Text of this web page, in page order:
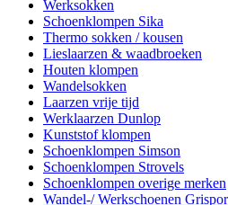
Werksokken
Schoenklompen Sika
Thermo sokken / kousen
Lieslaarzen & waadbroeken
Houten klompen
Wandelsokken
Laarzen vrije tijd
Werklaarzen Dunlop
Kunststof klompen
Schoenklompen Simson
Schoenklompen Strovels
Schoenklompen overige merken
Wandel-/ Werkschoenen